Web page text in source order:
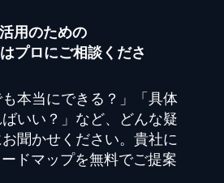
用のための
プロにご相談くださ
も本当にできる？」「具体
いい？」など、どんな疑
聞かせください。貴社に
ドマップを無料でご提案